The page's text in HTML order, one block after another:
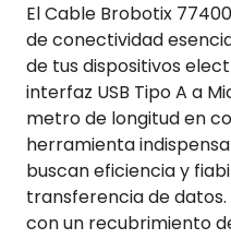
El Cable Brobotix
de conectividad
de tus dispositivos
interfaz USB Tipo A a
metro de longitud en
herramienta
buscan eficiencia y
transferencia de
con un recubrimiento